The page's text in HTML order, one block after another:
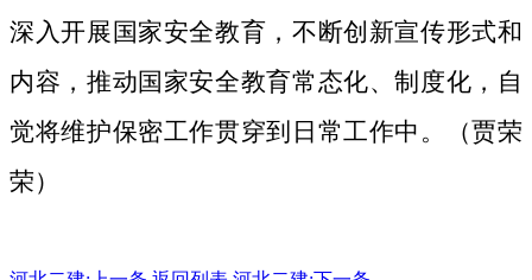
深入开展国家安全教育，不断创新宣传形式和
内容，推动国家安全教育常态化、制度化，自
觉将维护保密工作贯穿到日常工作中。（贾荣
荣）